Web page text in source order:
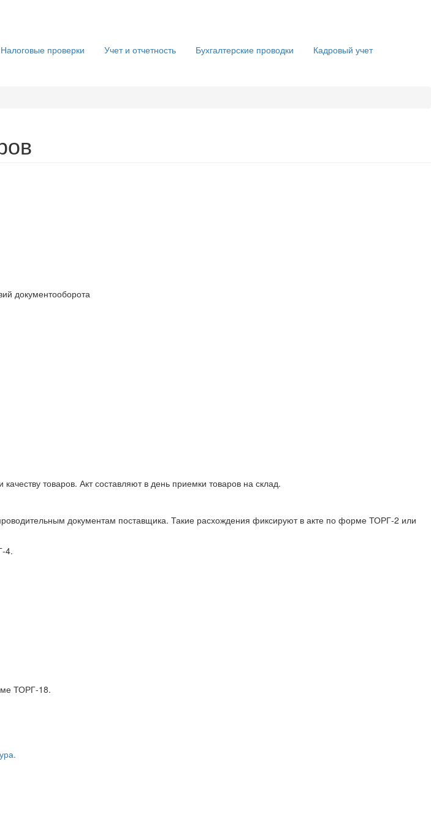
Налоговые проверки Учет и отчетность Бухгалтерские проводки
Кадровый учет
документооборота
товаров. Акт составляют в день приемки товаров на склад.
документам поставщика. Такие расхождения фиксируют в акте по форме ТОРГ-2 или
4.
ТОРГ-18.